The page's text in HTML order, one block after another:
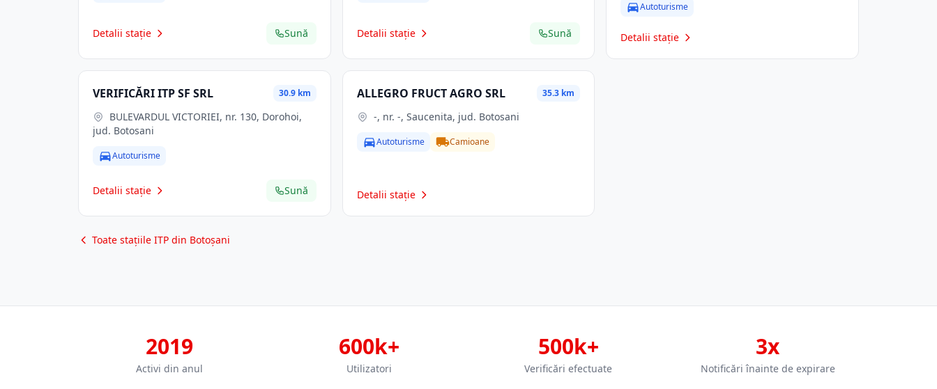
Detalii stație Sună Detalii stație Sună
Autoturisme
Detalii stație
VERIFICĂRI ITP SF SRL 30.9 km
jud. Botosani
Autoturisme
Detalii stație Sună
ALLEGRO FRUCT AGRO SRL 35.3 km
-, nr. -, Saucenita, jud. Botosani
Autoturisme Camioane
Detalii stație
Toate stațiile ITP din Botoșani
2019
Activi din anul
600k+
Utilizatori
500k+
Verificări efectuate
3x
Notificări înainte de expirare